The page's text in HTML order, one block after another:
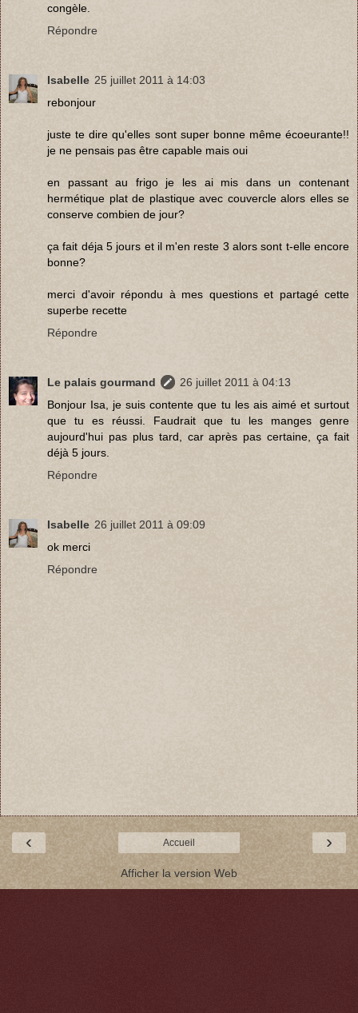
congèle.
Répondre
Isabelle 25 juillet 2011 à 14:03
rebonjour
juste te dire qu'elles sont super bonne même écoeurante!!
je ne pensais pas être capable mais oui
en passant au frigo je les ai mis dans un contenant
hermétique plat de plastique avec couvercle alors elles se
conserve combien de jour?
ça fait déja 5 jours et il m'en reste 3 alors sont t-elle encore
bonne?
merci d'avoir répondu à mes questions et partagé cette
superbe recette
Répondre
Le palais gourmand
26 juillet 2011 à 04:13
Bonjour Isa, je suis contente que tu les ais aimé et surtout
que tu es réussi. Faudrait que tu les manges genre
aujourd'hui pas plus tard, car après pas certaine, ça fait
déjà 5 jours.
Répondre
Isabelle 26 juillet 2011 à 09:09
ok merci
Répondre
‹ ›
Accueil
Afficher la version Web